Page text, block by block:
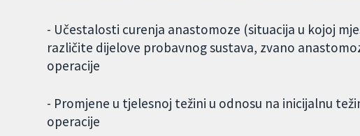
- Učestalosti curenja anastomoze (situacija u kojoj
različite dijelove probavnog sustava, zvano
operacije
- Promjene u tjelesnoj težini u odnosu na inicijalnu
operacije